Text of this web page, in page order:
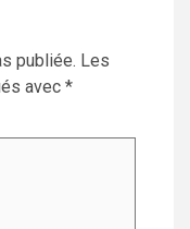
publiée. Les
avec *